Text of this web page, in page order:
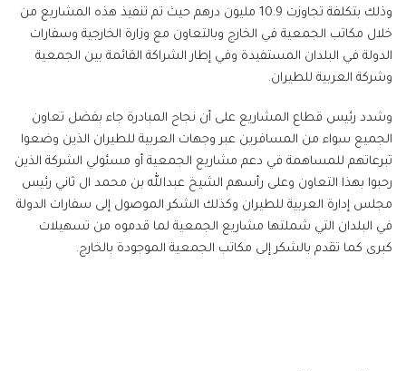
وذلك بتكلفة تجاوزت 10.9 مليون درهم حيث تم تنفيذ هذه المشاريع من
خلال مكاتب الجمعية في الخارج وبالتعاون مع وزارة الخارجية وسفارات
الدولة في البلدان المستفيدة وفي إطار الشراكة القائمة بين الجمعية
وشركة العربية للطيران.
وشدد رئيس قطاع المشاريع على أن نجاح المبادرة جاء بفضل تعاون
الجميع سواء من المسافرين عبر وجهات العربية للطيران الذين وضعوا
تبرعاتهم للمساهمة في دعم مشاريع الجمعية أو مسئولي الشركة الذين
رحبوا بهذا التعاون وعلى رأسهم الشيخ عبدالله بن محمد ال ثاني رئيس
مجلس إدارة العربية للطيران وكذلك الشكر الموصول إلى سفارات الدولة
في البلدان التي شملتها مشاريع الجمعية لما قدموه من تسهيلات
كبرى كما تقدم بالشكر إلى مكاتب الجمعية الموجودة بالخارج.